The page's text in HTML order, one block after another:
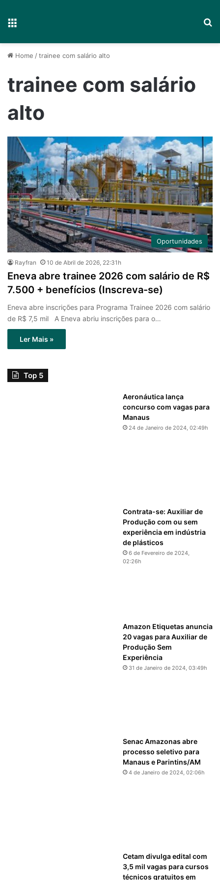
Home /trainee com salário alto
trainee com salário
alto
Oportunidades
Rayfran 10 de Abril de 2026, 22:31h
Eneva abre trainee 2026 com salário de R$
7.500 + benefícios (Inscreva-se)
Eneva abre inscrições para Programa Trainee 2026 com salário
de R$ 7,5 mil A Eneva abriu inscrições para o…
Ler Mais »
Top 5
Aeronáutica lança
concurso com vagas para
Manaus
24 de Janeiro de 2024, 02:49h
Contrata-se: Auxiliar de
Produção com ou sem
experiência em indústria
de plásticos
6 de Fevereiro de 2024,
02:26h
Amazon Etiquetas anuncia
20 vagas para Auxiliar de
Produção Sem
Experiência
31 de Janeiro de 2024, 03:49h
Senac Amazonas abre
processo seletivo para
Manaus e Parintins/AM
4 de Janeiro de 2024, 02:06h
Cetam divulga edital com
3,5 mil vagas para cursos
técnicos gratuitos em